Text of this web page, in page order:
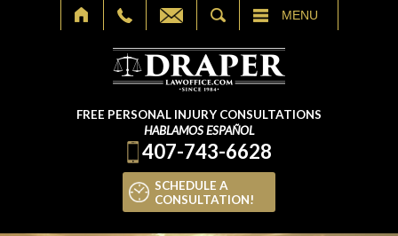
MENU
FREE PERSONAL INJURY CONSULTATIONS
HABLAMOS ESPAÑOL
407-743-6628
SCHEDULE A
CONSULTATION!